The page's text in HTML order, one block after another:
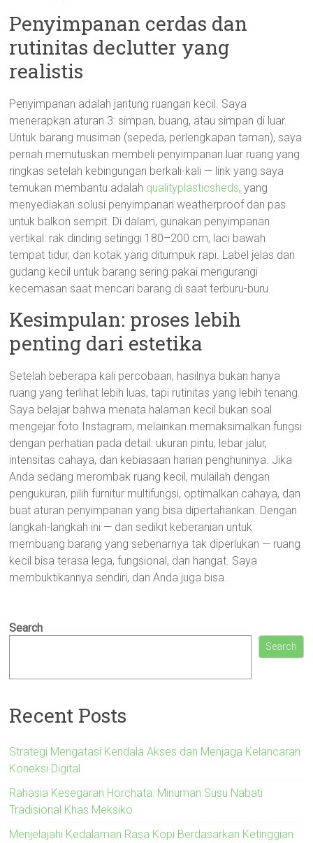
Penyimpanan cerdas dan
rutinitas declutter yang
realistis
Penyimpanan adalah jantung ruangan kecil. Saya
menerapkan aturan 3: simpan, buang, atau simpan di luar.
Untuk barang musiman (sepeda, perlengkapan taman), saya
pernah memutuskan membeli penyimpanan luar ruang yang
ringkas setelah kebingungan berkali-kali — link yang saya
temukan membantu adalah qualityplasticsheds, yang
menyediakan solusi penyimpanan weatherproof dan pas
untuk balkon sempit. Di dalam, gunakan penyimpanan
vertikal: rak dinding setinggi 180–200 cm, laci bawah
tempat tidur, dan kotak yang ditumpuk rapi. Label jelas dan
gudang kecil untuk barang sering pakai mengurangi
kecemasan saat mencari barang di saat terburu-buru.
Kesimpulan: proses lebih
penting dari estetika
Setelah beberapa kali percobaan, hasilnya bukan hanya
ruang yang terlihat lebih luas, tapi rutinitas yang lebih tenang.
Saya belajar bahwa menata halaman kecil bukan soal
mengejar foto Instagram, melainkan memaksimalkan fungsi
dengan perhatian pada detail: ukuran pintu, lebar jalur,
intensitas cahaya, dan kebiasaan harian penghuninya. Jika
Anda sedang merombak ruang kecil, mulailah dengan
pengukuran, pilih furnitur multifungsi, optimalkan cahaya, dan
buat aturan penyimpanan yang bisa dipertahankan. Dengan
langkah-langkah ini — dan sedikit keberanian untuk
membuang barang yang sebenarnya tak diperlukan — ruang
kecil bisa terasa lega, fungsional, dan hangat. Saya
membuktikannya sendiri, dan Anda juga bisa.
Search
Search
Recent Posts
Strategi Mengatasi Kendala Akses dan Menjaga Kelancaran
Koneksi Digital
Rahasia Kesegaran Horchata: Minuman Susu Nabati
Tradisional Khas Meksiko
Menjelajahi Kedalaman Rasa Kopi Berdasarkan Ketinggian